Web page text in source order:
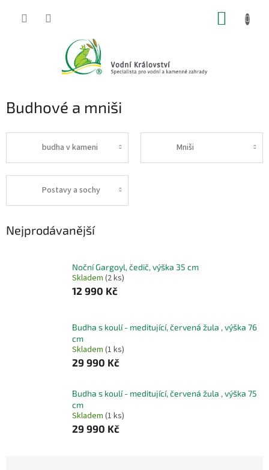
Budhové a mniši
budha v kameni Mniši
Postavy a sochy
Nejprodávanější
Noční Gargoyl, čedič, výška 35 cm
Skladem (2 ks)
12 990 Kč
Budha s koulí - meditující, červená žula , výška 76
cm
Skladem (1 ks)
29 990 Kč
Budha s koulí - meditující, červená žula , výška 75
cm
Skladem (1 ks)
29 990 Kč